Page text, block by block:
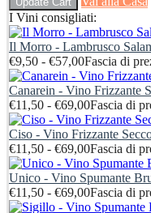
I Vini consigliati:
Il Morro - Lambrusco
€9,50 - €57,00Fascia di
Canarein - Vino Frizzante
€11,50 - €69,00Fascia di
Ciso - Vino Frizzante
€11,50 - €69,00Fascia di
Unico - Vino Spumante
€11,50 - €69,00Fascia di